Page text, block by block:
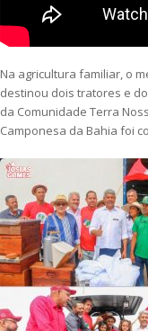
Na agricultura familiar, o
destinou dois tratores e
da Comunidade Terra
Camponesa da Bahia foi